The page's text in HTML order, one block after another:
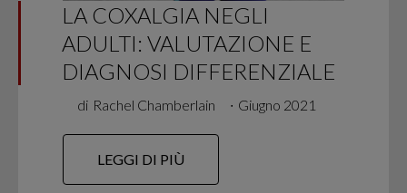
LA COXALGIA NEGLI
ADULTI: VALUTAZIONE E
DIAGNOSI DIFFERENZIALE
di Rachel Chamberlain ∙ Giugno 2021
LEGGI DI PIÙ